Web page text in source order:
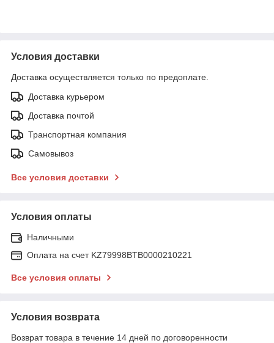
Условия доставки
Доставка осуществляется только по предоплате.
Доставка курьером
Доставка почтой
Транспортная компания
Самовывоз
Все условия доставки
Условия оплаты
Наличными
Оплата на счет KZ79998BTB0000210221
Все условия оплаты
Условия возврата
Возврат товара в течение 14 дней по договоренности